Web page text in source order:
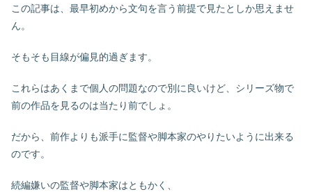
この記事は、最早初めから文句を言う前提で見たとしか思えませ
ん。
そもそも目線が偏見的過ぎます。
これらはあくまで個人の問題なので別に良いけど、シリーズ物で
前の作品を見るのは当たり前でしょ。
だから、前作よりも派手に監督や脚本家のやりたいように出来る
のです。
続編嫌いの監督や脚本家はともかく、